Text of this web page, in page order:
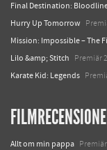
Final Destination:
Hurry Up Tomorrow
Mission: Impossible – The
Lilo &amp; Stitch Premiär
Karate Kid: Legends
Allt om min pappa